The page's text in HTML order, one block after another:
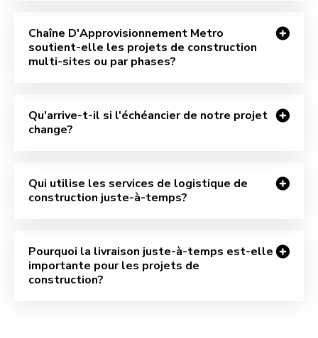
Chaîne D'Approvisionnement Metro
soutient-elle les projets de construction
multi-sites ou par phases?
Qu'arrive-t-il si l'échéancier de notre projet
change?
Qui utilise les services de logistique de
construction juste-à-temps?
Pourquoi la livraison juste-à-temps est-elle
importante pour les projets de
construction?